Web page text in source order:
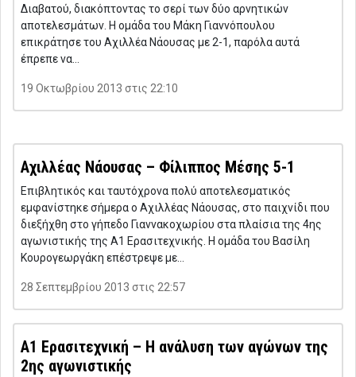
Διαβατού, διακόπτοντας το σερί των δύο αρνητικών
αποτελεσμάτων. Η ομάδα του Μάκη Γιαννόπουλου
επικράτησε του Αχιλλέα Νάουσας με 2-1, παρόλα αυτά
έπρεπε να…
19 Οκτωβρίου 2013 στις 22:10
Αχιλλέας Νάουσας – Φίλιππος Μέσης 5-1
Επιβλητικός και ταυτόχρονα πολύ αποτελεσματικός
εμφανίστηκε σήμερα ο Αχιλλέας Νάουσας, στο παιχνίδι που
διεξήχθη στο γήπεδο Γιαννακοχωρίου στα πλαίσια της 4ης
αγωνιστικής της Α1 Ερασιτεχνικής. Η ομάδα του Βασίλη
Κουρογεωργάκη επέστρεψε με…
28 Σεπτεμβρίου 2013 στις 22:57
Α1 Ερασιτεχνική – Η ανάλυση των αγώνων της
2ης αγωνιστικής